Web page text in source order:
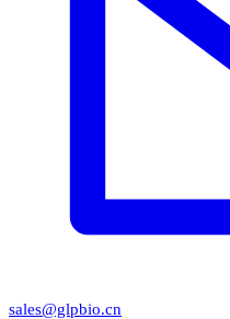
sales@glpbio.cn